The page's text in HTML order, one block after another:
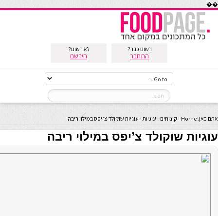
��
רשום כבר?
התחבר
לא רשום?
הירשם
אתם כאן: Home
-קינוחים - עוגיות- עוגיות שוקולד צ’יפס במילוי ריבה
עוגיות שוקולד צ’יפס במילוי ריבה